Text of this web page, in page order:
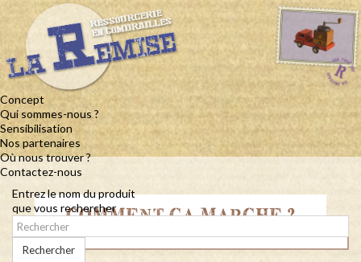
Concept
Qui sommes-nous ?
Sensibilisation
Nos partenaires
Où nous trouver ?
Contactez-nous
Entrez le nom du produit
que vous rechercher
Rechercher
COMMENT ÇA MARCHE ?